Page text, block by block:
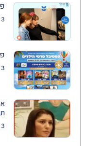
3 באוגוסט 2026
3 באוגוסט 2026
3 באוגוסט 2026